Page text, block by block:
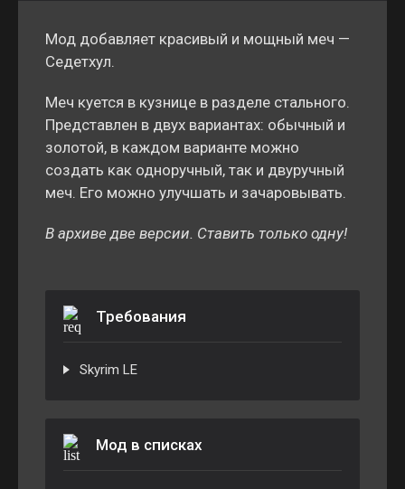
Мод добавляет красивый и мощный меч —
Седетхул.
Меч куется в кузнице в разделе стального.
Представлен в двух вариантах: обычный и
золотой, в каждом варианте можно
создать как одноручный, так и двуручный
меч. Его можно улучшать и зачаровывать.
В архиве две версии. Ставить только одну!
Требования
Skyrim LE
Мод в списках